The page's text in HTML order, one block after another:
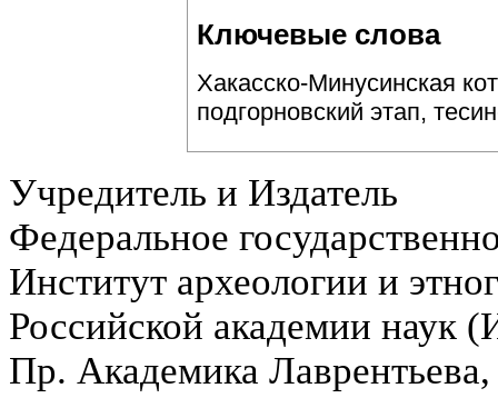
Ключевые слова
Хакасско-Минусинская
подгорновский этап,
Учредитель и Издатель
Федеральное
Институт археологии и
Российской академии
Пр. Академика